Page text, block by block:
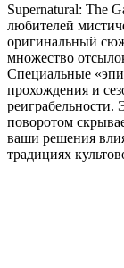
Supernatural: The
любителей
оригинальный
множество
Специальные
прохождения и
реиграбельности.
поворотом
ваши решения
традициях